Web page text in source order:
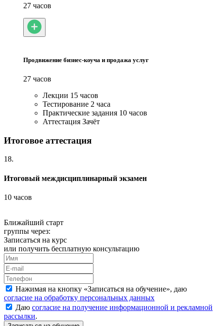
27 часов
Продвижение бизнес-коуча и продажа услуг
27 часов
Лекции 15 часов
Тестирование 2 часа
Практические задания 10 часов
Аттестация Зачёт
Итоговое аттестация
18.
Итоговый междисциплинарный экзамен
10 часов
Ближайший старт
группы через:
Записаться на курс
или получить бесплатную консультацию
Нажимая на кнопку «Записаться на обучение», даю
согласие на обработку персональных данных
Даю согласие на получение информационной и рекламной
рассылки.